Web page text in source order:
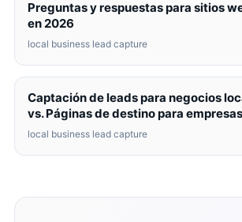
Preguntas y respuestas para sitios
en 2026
local business lead capture
Captación de leads para negocios
vs. Páginas de destino para
local business lead capture